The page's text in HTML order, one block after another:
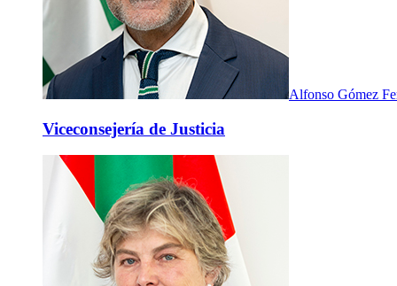
Alfonso Gómez
Viceconsejería de Justicia